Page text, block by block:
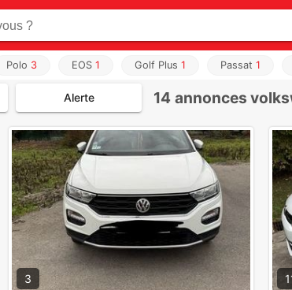
Polo 3 EOS 1 Golf Plus 1 Passat 1
Alerte 14 annonces
3